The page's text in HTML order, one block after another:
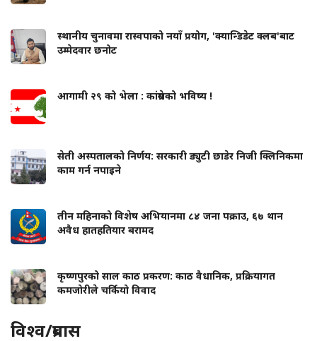
स्थानीय चुनावमा रास्वपाको नयाँ प्रयोग, 'क्यान्डिडेट क्लब'बाट
उम्मेदवार छनोट
आगामी २९ को भेला : कांग्रेसको भविष्य !
सेती अस्पतालको निर्णय: सरकारी ड्युटी छाडेर निजी क्लिनिकमा
काम गर्न नपाइने
तीन महिनाको विशेष अभियानमा ८४ जना पक्राउ, ६७ थान
अवैध हातहतियार बरामद
कृष्णपुरको साल काठ प्रकरण: काठ वैधानिक, प्रक्रियागत
कमजोरीले चर्कियो विवाद
विश्व/प्रबास